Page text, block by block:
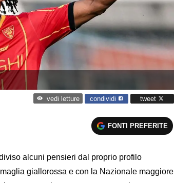
vedi letture condividi tweet
FONTI PREFERITE
alcuni pensieri dal proprio profilo
giallorossa e con la Nazionale maggiore